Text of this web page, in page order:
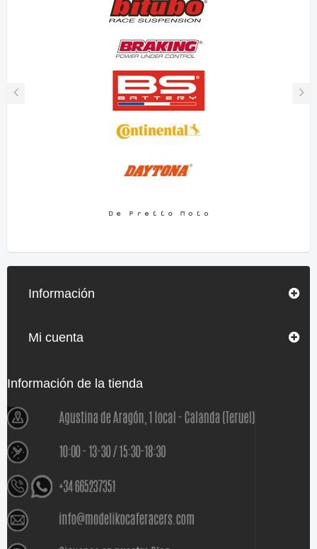
Información
Mi cuenta
Información de la tienda